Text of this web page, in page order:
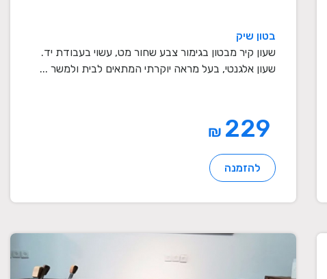
בטון שיק
שעון קיר מבטון בגימור צבע שחור מט, עשוי בעבודת יד.
שעון אלגנטי, בעל מראה יוקרתי המתאים לבית ולמשר ...
₪
להזמנה